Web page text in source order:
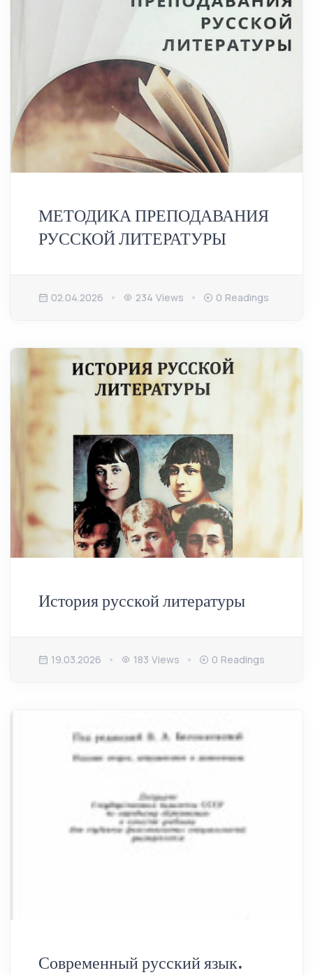
МЕТОДИКА ПРЕПОДАВАНИЯ
РУССКОЙ ЛИТЕРАТУРЫ
02.04.2026 234 Views 0 Readings
История русской литературы
19.03.2026 183 Views 0 Readings
Современный русский язык.